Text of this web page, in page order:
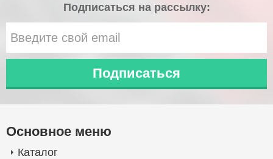
Подписаться на рассылку:
Основное меню
Каталог